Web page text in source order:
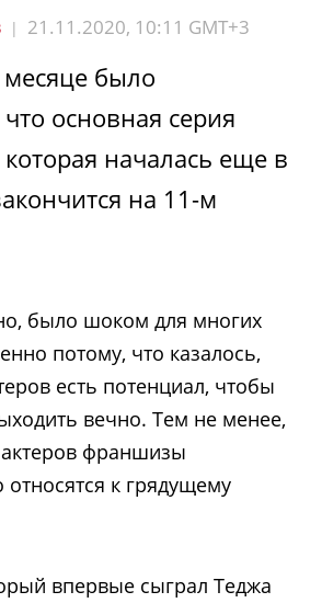
| 21.11.2020, 10:11 GMT+3
было
основная серия
которая началась еще в
на 11-м
было шоком для многих
потому, что казалось,
есть потенциал, чтобы
вечно. Тем не менее,
франшизы
к грядущему
впервые сыграл Теджа